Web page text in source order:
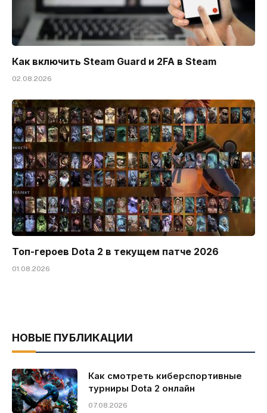
Как включить Steam Guard и 2FA в Steam
02.08.2026
Топ-героев Dota 2 в текущем патче 2026
01.08.2026
НОВЫЕ ПУБЛИКАЦИИ
Как смотреть киберспортивные
турниры Dota 2 онлайн
07.08.2026